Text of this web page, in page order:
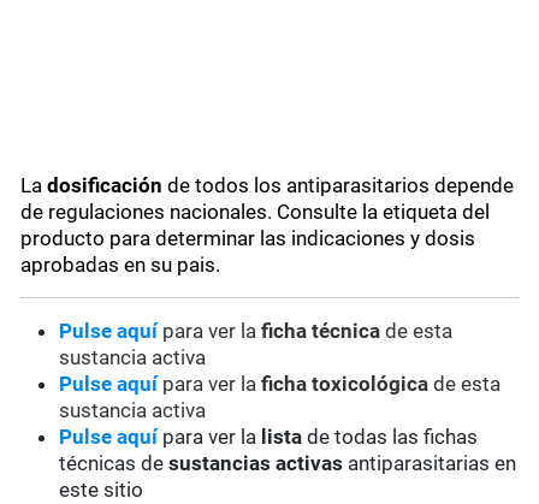
Ladosificación de todos los antiparasitarios depende
de regulaciones nacionales. Consulte la etiqueta del
producto para determinar las indicaciones y dosis
aprobadas en su pais.
Pulse aquípara ver laficha técnica de esta
sustancia activa
Pulse aquípara ver laficha toxicológica de esta
sustancia activa
Pulse aquí para ver la lista de todas las fichas
técnicas desustancias activas antiparasitarias en
este sitio